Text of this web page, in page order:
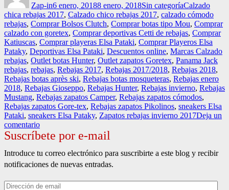
Zap-in6 enero, 20188 enero, 2018Sin categoríaCalzado
chica rebajas 2017, Calzado chico rebajas 2017, calzado cómodo
rebajas, Comprar Bolsos Clutch, Comprar botas tipo Mou, Comprar
calzado con goretex, Comprar deportivas Cetti de rebajas, Comprar
Katiuscas, Comprar playeras Elsa Pataki, Comprar Playeros Elsa
Pataky, Deportivas Elsa Pataki, Descuentos online, Marcas Calzado
rebajas, Outlet botas Hunter, Outlet zapatos Goretex, Panama Jack
rebajas, rebajas, Rebajas 2017, Rebajas 2017/2018, Rebajas 2018,
Rebajas botas après ski, Rebajas botas mosqueteras, Rebajas enero
2018, Rebajas Gioseppo, Rebajas Hunter, Rebajas invierno, Rebajas
Mustang, Rebajas zapatos Camper, Rebajas zapatos cómodos,
Rebajas zapatos Gore-tex, Rebajas zapatos Pikolinos, sneakers Elsa
Pataki, sneakers Elsa Pataky, Zapatos rebajas invierno 2017Deja un
comentarioen
Top
10
para
comprar
en
rebajas.
Suscríbete por e-mail
Introduce tu correo electrónico para suscribirte a este blog y recibir
notificaciones de nuevas entradas.
Dirección